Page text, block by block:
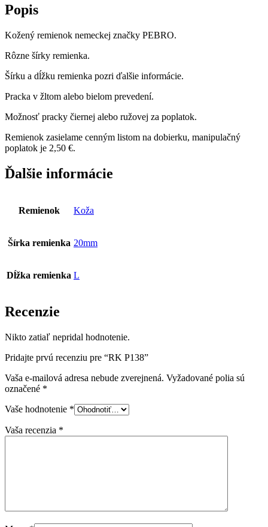
Popis
Kožený remienok nemeckej značky PEBRO.
Rôzne šírky remienka.
Šírku a dĺžku remienka pozri ďalšie informácie.
Pracka v žltom alebo bielom prevedení.
Možnosť pracky čiernej alebo ružovej za poplatok.
Remienok zasielame cenným listom na dobierku, manipulačný
poplatok je 2,50 €.
Ďalšie informácie
Remienok Koža
Šírka remienka 20mm
Dĺžka remienka L
Recenzie
Nikto zatiaľ nepridal hodnotenie.
Pridajte prvú recenziu pre “RK P138”
Vaša e-mailová adresa nebude zverejnená. Vyžadované polia sú
označené *
Vaše hodnotenie *
Vaša recenzia *